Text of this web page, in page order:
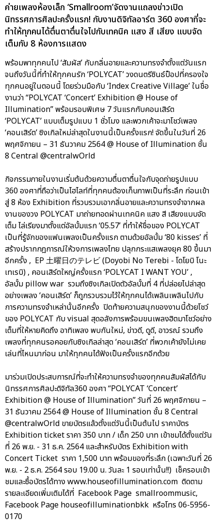
ค่ายเพลงห้องเล็ก ‘Smallroom’จัดงานแถลงข่าวเปิด
นิทรรศการศิลปะครั้งแรก! กับงานดิจิทัลอาร์ต 360 องศาที่จะ
ทำให้ทุกคนได้ตื่นตาตื่นใจไปกับเทคนิค แสง สี เสียง แบบจัด
เต็มกับ 8 ห้องการแสดง
พร้อมพาทุกคนไป ‘สัมผัส’ กับกลิ่นอายและความทรงจำตั้งแต่วันแรก
จนถึงวันนี้ที่ทำให้ทุกคนรัก ‘POLYCAT’ วงดนตรีซินธ์ป็อปที่ครองใจ
ทุกคนอยู่ในตอนนี้ โดยร่วมมือกับ ‘Index Creative Village’ ในชื่อ
งานว่า “POLYCAT ‘Concert’ Exhibition @ House of
Illumination” พร้อมรอบพิเศษ 7 วันแรกกับคอนเสิร์ต
‘POLYCAT’ แบบเต็มรูปแบบ 1 ชั่วโมง และพวกเค้าจะมาโชว์เพลง
‘คอนเสิร์ต’ ซิงเกิลใหม่ล่าสุดในงานนี้เป็นครั้งแรก! จัดขึ้นในวันที่ 26
พฤศจิกายน – 31 ธันวาคม 2564 @ House of Illumination ชั้น
8 Central @centralwOrld
กิจกรรมภายในงานเริ่มต้นด้วยความตื่นตาตื่นใจกับจุดถ่ายรูปแบบ
360 องศาที่ถือว่าเป็นไฮไลท์ที่ทุกคนต้องเก็บภาพเป็นที่ระลึก ก่อนเข้า
สู่ 8 ห้อง Exhibition ที่รวบรวมเอากลิ่นอายและความทรงจำจากผล
งานของวง POLYCAT มาถ่ายทอดผ่านเทคนิค แสง สี เสียงแบบจัด
เต็ม ไล่เรียงมาตั้งแต่อัลบั้มแรก ‘05.57’ ที่ทำให้ชื่อของ POLYCAT
เป็นที่รู้จักของแฟนเพลงเป็นครั้งแรก ตามด้วยอัลบั้ม ‘80 kisses’ ที่
สร้างปรากกฎการณ์ให้วงการเพลงไทย ปลุกกระแสเพลงยุค 80 ขึ้นมา
อีกครั้ง , EP 土曜日のテレビ (Doyobi No Terebi - โดโยบิ โนะ
เทเรบิ) , คอนเสิร์ตใหญ่ครั้งแรก ‘POLYCAT I WANT YOU’ ,
อัลบั้ม pillow war รวมถึงซิงเกิลเปิดตัวอัลบั้มที่ 4 ที่ปล่อยไปล่าสุด
อย่างเพลง ‘คอนเสิร์ต’ ก็ถูกรวบรวมไว้ให้ทุกคนได้เพลินเพลินไปกับ
การความทรงจำเหล่านั้นอีกครั้ง ปิดท้ายความสนุกของงานนี้ด้วยโชว์
ของ POLYCAT กับ visual สุดอลังการพร้อมขนเพลงฮิตมาโชว์อย่าง
เต็มที่ให้หายคิดถึง อาทิเพลง พบกันใหม่, ข่าวดี, ดูดี, อาวรณ์ รวมถึง
เพลงที่ทุกคนรอคอยกับซิงเกิลล่าสุด ‘คอนเสิร์ต’ ที่พวกเค้ายังไม่เคย
เล่นที่ไหนมาก่อน มาให้ทุกคนได้ฟังเป็นครั้งแรกอีกด้วย
มาร่วมเปิดประสบการณ์ที่จะทำให้ความทรงจำของทุกคนสัมผัสได้กับ
นิทรรศการศิลปะดิจิทัล360 องศา “POLYCAT ‘Concert’
Exhibition @ House of Illumination” วันที่ 26 พฤศจิกายน –
31 ธันวาคม 2564 @ House of Illumination ชั้น 8 Central
@centralwOrld ขายบัตรแล้วตั้งแต่วันนี้เป็นต้นไป ราคาบัตร
Exhibition ticket ราคา 350 บาท / เด็ก 250 บาท เข้าชมได้ตั้งแต่วัน
ที่ 26 พ.ย. - 31 ธ.ค. 2564 และสำหรับบัตร Exhibition with
Concert Ticket ราคา 1,500 บาท พร้อมของที่ระลึก (เฉพาะวันที่ 26
พ.ย. - 2 ธ.ค. 2564 รอบ 19.00 น. วันละ 1 รอบเท่านั้น!!) เช็ครอบเข้า
ชมและซื้อบัตรได้ทาง www.houseofillumination.com ติดตาม
รายละเอียดเพิ่มเติมได้ที่ Facebook Page smallroommusic,
Facebook Page houseofilluminationbkk หรือโทร 06-5956-
0170